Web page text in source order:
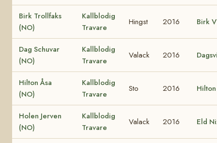
Birk Trollfaks
(NO)
Kallblodig
Travare
Hingst 2016 Birk
Dag Schuvar
(NO)
Kallblodig
Travare
Valack 2016
Hilton Åsa
(NO)
Kallblodig
Travare
Sto 2016
Holen Jerven
(NO)
Kallblodig
Travare
Valack 2016 Eld